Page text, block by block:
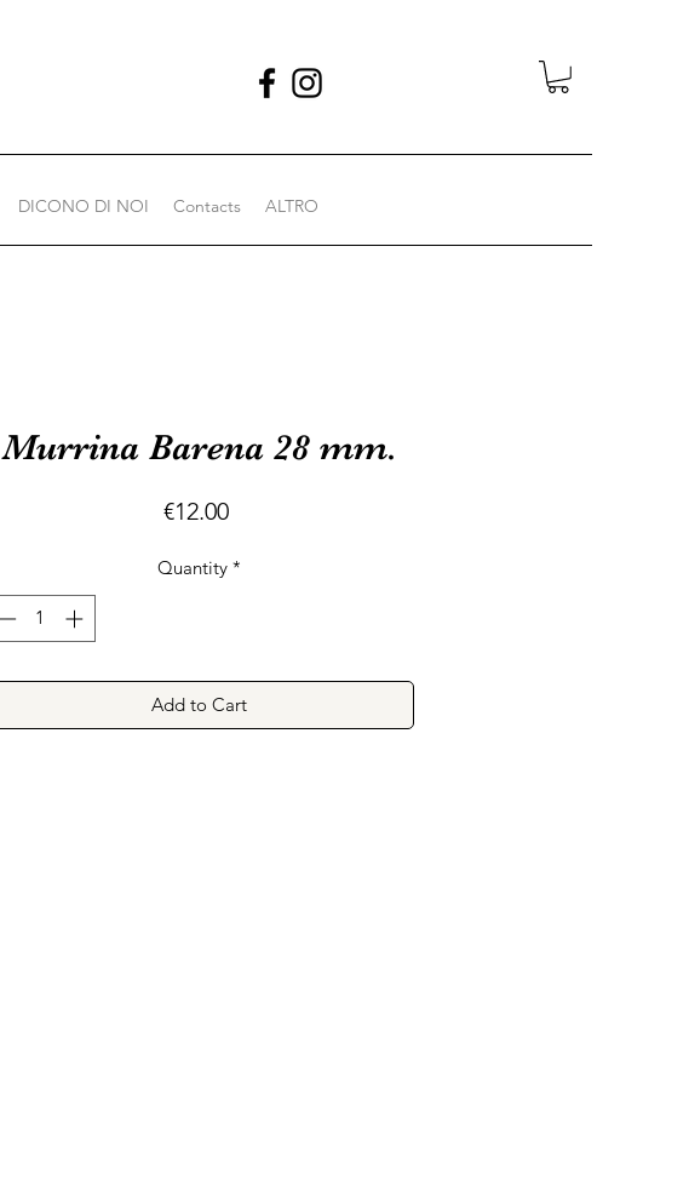
DICONO DI NOI Contacts ALTRO
Murrina Barena 28 mm.
€12.00Price
Quantity *
Add to Cart